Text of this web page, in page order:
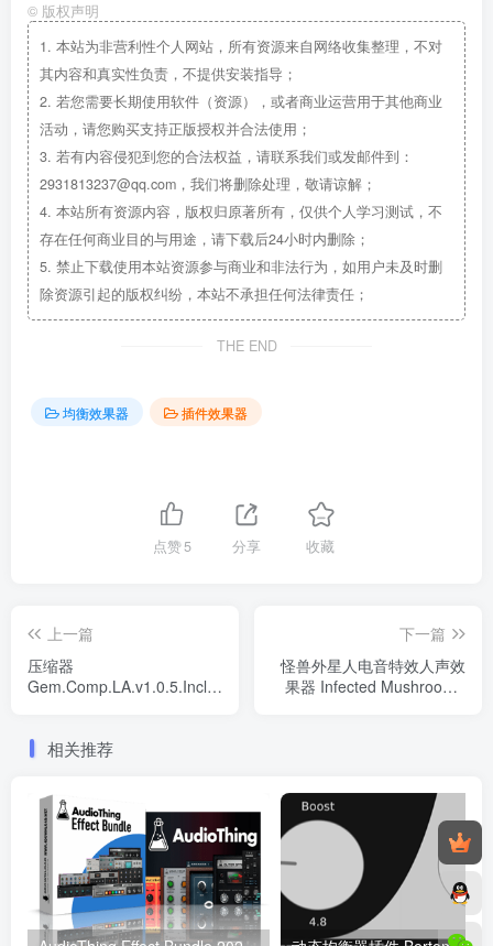
© 版权声明
1. 本站为非营利性个人网站，所有资源来自网络收集整理，不对
其内容和真实性负责，不提供安装指导；
2. 若您需要长期使用软件（资源），或者商业运营用于其他商业
活动，请您购买支持正版授权并合法使用；
3. 若有内容侵犯到您的合法权益，请联系我们或发邮件到：
2931813237@qq.com，我们将删除处理，敬请谅解；
4. 本站所有资源内容，版权归原著所有，仅供个人学习测试，不
存在任何商业目的与用途，请下载后24小时内删除；
5. 禁止下载使用本站资源参与商业和非法行为，如用户未及时删
除资源引起的版权纠纷，本站不承担任何法律责任；
THE END
均衡效果器 插件效果器
点赞5 分享 收藏
上一篇
压缩器
Gem.Comp.LA.v1.0.5.Incl.Keygen-
下一篇
怪兽外星人电音特效人声效
果器 Infected Mushroom -
相关推荐